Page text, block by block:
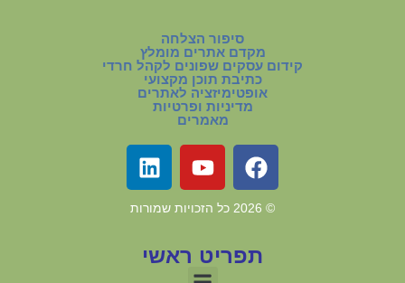
סיפור הצלחה
מקדם אתרים מומלץ
קידום עסקים שפונים לקהל חרדי
כתיבת תוכן מקצועי
אופטימיזציה לאתרים
מדיניות ופרטיות
מאמרים
©
2026 כל הזכויות שמורות
תפריט ראשי